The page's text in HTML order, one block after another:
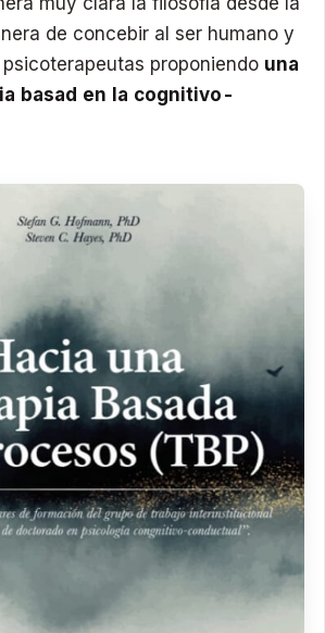
de concebir al ser humano y
proponiendo una
basad en la cognitivo-